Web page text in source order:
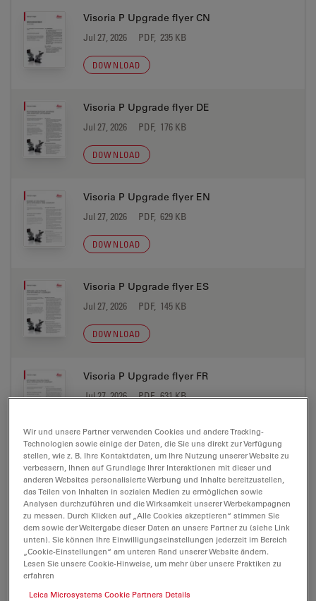
Visoria P Upgrade flyer CN
Jul 27, 2026 PDF, 235 KB
DOWNLOAD
Visoria P Upgrade flyer DE
Jul 27, 2026 PDF, 176 KB
DOWNLOAD
Visoria P Upgrade flyer EN
Jul 27, 2026 PDF, 629 KB
DOWNLOAD
Visoria P Upgrade flyer ES
Jul 27, 2026 PDF, 145 KB
DOWNLOAD
Visoria P Upgrade flyer FR
Jul 27, 2026 PDF, 631 KB
Visoria P Upgrade flyer IT
Jul 27, 2026 PDF, 145 KB
DOWNLOAD
Visoria P Upgrade flyer JP
Wir und unsere Partner verwenden Cookies und andere Tracking-
Technologien sowie einige der Daten, die Sie uns direkt zur Verfügung
stellen, wie z. B. Ihre Kontaktdaten, um Ihre Nutzung unserer Website zu
verbessern, Ihnen auf Grundlage Ihrer Interaktionen mit dieser und
anderen Websites personalisierte Werbung und Inhalte bereitzustellen,
das Teilen von Inhalten in sozialen Medien zu ermöglichen sowie
Analysen durchzuführen und die Wirksamkeit unserer Werbekampagnen
zu messen. Durch Klicken auf „Alle Cookies akzeptieren“ stimmen Sie
dem sowie der Weitergabe dieser Daten an unsere Partner zu (siehe Link
unten). Sie können Ihre Einwilligungseinstellungen jederzeit im Bereich
„Cookie-Einstellungen“ am unteren Rand unserer Website ändern.
Lesen Sie unsere Cookie-Hinweise, um mehr über unsere Praktiken zu
erfahren
Leica Microsystems Cookie Partners Details